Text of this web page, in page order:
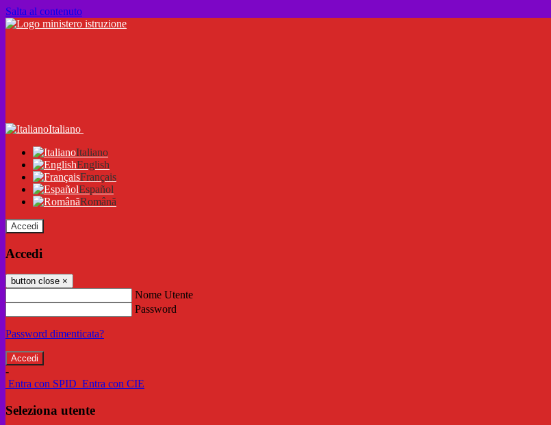
Salta al contenuto
Italiano
Italiano
English
Français
Español
Română
Accedi
Accedi
button close ×
Nome Utente
Password
Password dimenticata?
-
Entra con SPID Entra con CIE
Seleziona utente